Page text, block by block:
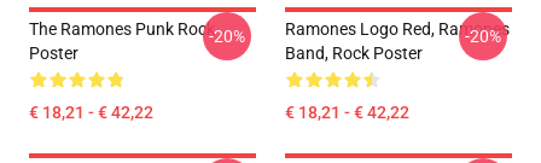
The Ramones Punk Rock
Poster
€ 18,21 - € 42,22
-20%
Ramones Logo Red, Ramones
Band, Rock Poster
€ 18,21 - € 42,22
-20%